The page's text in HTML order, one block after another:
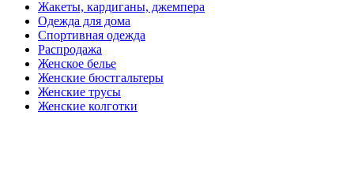
Жакеты, кардиганы, джемпера
Одежда для дома
Спортивная одежда
Распродажа
Женское белье
Женские бюстгальтеры
Женские трусы
Женские колготки